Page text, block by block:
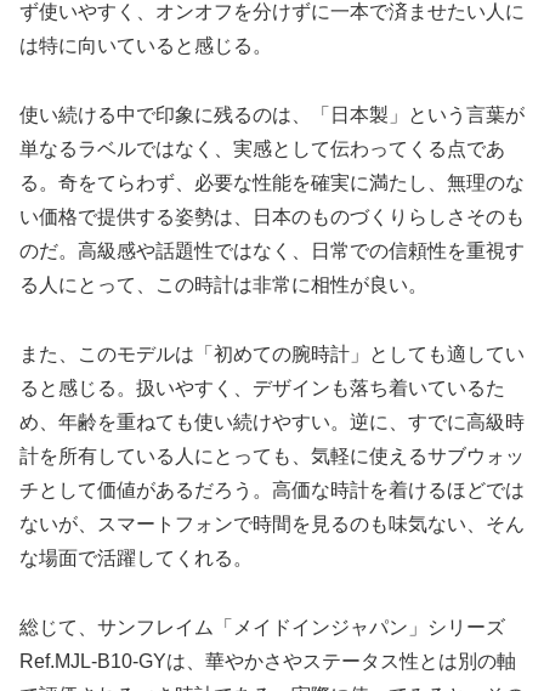
ず使いやすく、オンオフを分けずに一本で済ませたい人に
は特に向いていると感じる。
使い続ける中で印象に残るのは、「日本製」という言葉が
単なるラベルではなく、実感として伝わってくる点であ
る。奇をてらわず、必要な性能を確実に満たし、無理のな
い価格で提供する姿勢は、日本のものづくりらしさそのも
のだ。高級感や話題性ではなく、日常での信頼性を重視す
る人にとって、この時計は非常に相性が良い。
また、このモデルは「初めての腕時計」としても適してい
ると感じる。扱いやすく、デザインも落ち着いているた
め、年齢を重ねても使い続けやすい。逆に、すでに高級時
計を所有している人にとっても、気軽に使えるサブウォッ
チとして価値があるだろう。高価な時計を着けるほどでは
ないが、スマートフォンで時間を見るのも味気ない、そん
な場面で活躍してくれる。
総じて、サンフレイム「メイドインジャパン」シリーズ
Ref.MJL-B10-GYは、華やかさやステータス性とは別の軸